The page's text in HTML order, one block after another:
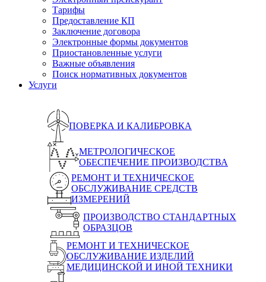
Тарифы
Предоставление КП
Заключение договора
Электронные формы документов
Приостановленные услуги
Важные объявления
Поиск нормативных документов
Услуги
ПОВЕРКА И КАЛИБРОВКА
МЕТРОЛОГИЧЕСКОЕ
ОБЕСПЕЧЕНИЕ ПРОИЗВОДСТВА
РЕМОНТ И ТЕХНИЧЕСКОЕ
ОБСЛУЖИВАНИЕ СРЕДСТВ
ИЗМЕРЕНИЙ
ПРОИЗВОДСТВО СТАНДАРТНЫХ
ОБРАЗЦОВ
РЕМОНТ И ТЕХНИЧЕСКОЕ
ОБСЛУЖИВАНИЕ ИЗДЕЛИЙ
МЕДИЦИНСКОЙ И ИНОЙ ТЕХНИКИ